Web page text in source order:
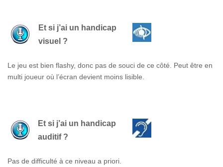
Et si j’ai un handicap
visuel ?
Le jeu est bien flashy, donc pas de souci de ce côté. Peut être en
multi joueur où l’écran devient moins lisible.
Et si j’ai un handicap
auditif ?
Pas de difficulté à ce niveau a priori.